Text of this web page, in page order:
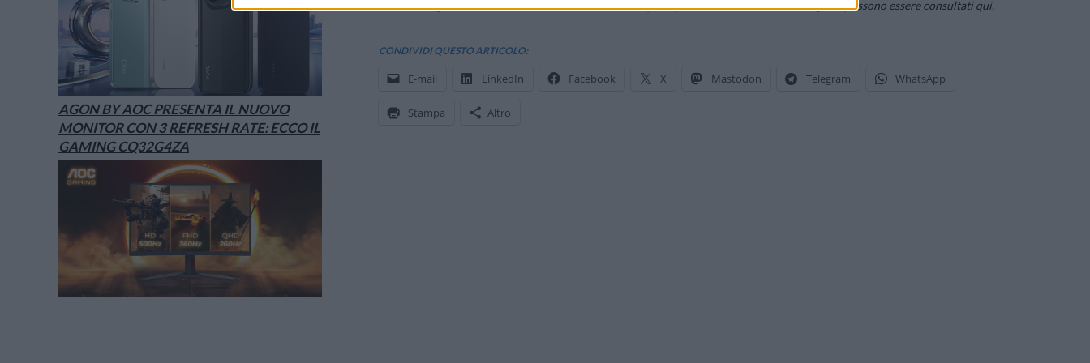
Tutti i dettagli dell’«indice di soddisfazione del cliente per il provider Internet» di PC Magazin possono essere consultati qui.
CONDIVIDI QUESTO ARTICOLO:
E-mail LinkedIn Facebook X Mastodon Telegram WhatsApp
Stampa Altro
AGON BY AOC PRESENTA IL NUOVO
MONITOR CON 3 REFRESH RATE: ECCO IL
GAMING CQ32G4ZA